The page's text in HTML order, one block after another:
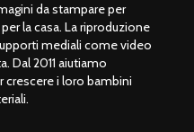
da stampare per
la casa. La riproduzione
mediali come video
Dal 2011 aiutiamo
crescere i loro bambini